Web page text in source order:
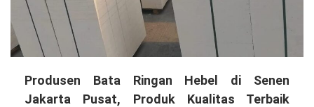
Produsen
Bata
Produsen Bata Ringan Hebel di Senen
Jakarta Pusat, Produk Kualitas Terbaik